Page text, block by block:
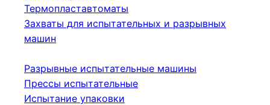
Термопластавтоматы
Захваты для испытательных и разрывных
машин
Разрывные испытательные машины
Прессы испытательные
Испытание упаковки